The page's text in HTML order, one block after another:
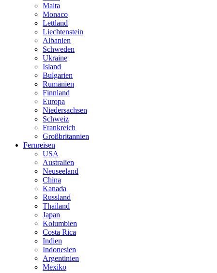
Malta
Monaco
Lettland
Liechtenstein
Albanien
Schweden
Ukraine
Island
Bulgarien
Rumänien
Finnland
Europa
Niedersachsen
Schweiz
Frankreich
Großbritannien
Fernreisen
USA
Australien
Neuseeland
China
Kanada
Russland
Thailand
Japan
Kolumbien
Costa Rica
Indien
Indonesien
Argentinien
Mexiko